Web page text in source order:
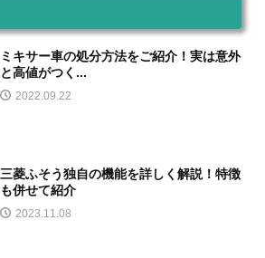
ミキサー車の処分方法をご紹介！実は意外
と高値がつく...
2022.09.22
三菱ふそう独自の機能を詳しく解説！特徴
も併せて紹介
2023.11.08